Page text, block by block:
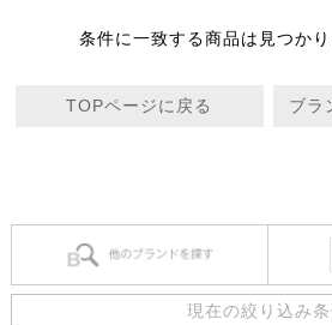
条件に一致する商品は見つかり
TOPページに戻る ブラ
現在の絞り込み条